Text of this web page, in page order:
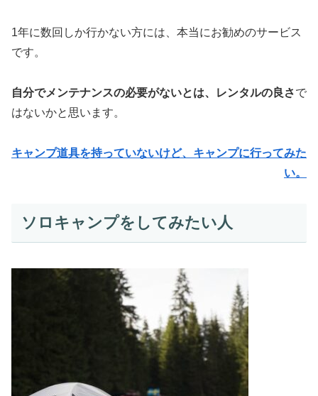
1年に数回しか行かない方には、本当にお勧めのサービス
です。
自分でメンテナンスの必要がないとは、レンタルの良さで
はないかと思います。
キャンプ道具を持っていないけど、キャンプに行ってみた
い。
ソロキャンプをしてみたい人